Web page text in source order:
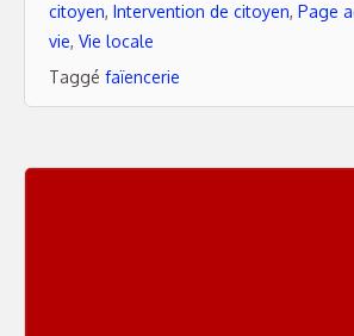
citoyen, Intervention de citoyen, Page
vie, Vie locale
Taggé faïencerie